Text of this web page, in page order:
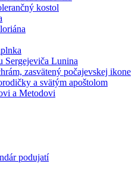
kostol
Sergejeviča Lunina
zasvätený počajevskej ikone
a svätým apoštolom
a Metodovi
podujatí